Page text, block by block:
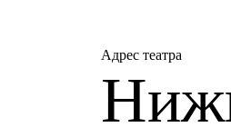
Адрес театра